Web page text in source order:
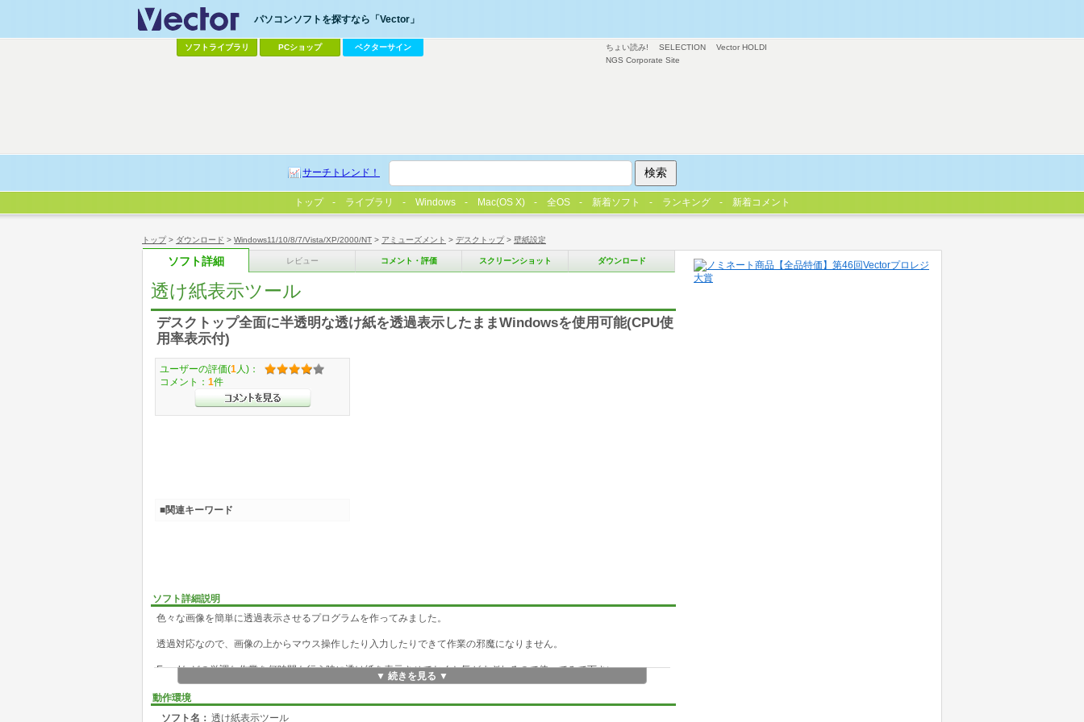
トップ> ダウンロード > Windows11/10/8/7/Vista/XP/2000/NT > アミューズメント > デスクトップ> 壁紙設定
ソフト詳細 レビュー コメント・評価 スクリーンショット ダウンロード
透け紙表示ツール
デスクトップ全面に半透明な透け紙を透過表示したままWindowsを使用可能(CPU使
用率表示付)
ソフト詳細説明
色々な画像を簡単に透過表示させるプログラムを作ってみました。
透過対応なので、画像の上からマウス操作したり入力したりできて作業の邪魔になりません。
Excelなどの単調な作業を何時間も行う時に透け紙を表示させておくと気がまぎれるので使ってみて下さい。
このソフトではアイコンやフォームの前面に、指定した画像を透け紙として半透明に表示させて、
透過処理(画像の上からマウス操作やキー入力できる)を施すことができます。
▼ 続きを見る ▼
動作環境
ソフト名： 透け紙表示ツール
ユーザーの評価(1 人)：
コメント： 1件
■関連キーワード
ちょい読み! SELECTION
Vector HOLDI
NGS Corporate Site
パソコンソフトを探すなら「Vector」
ソフトライブラリ PCショップ ベクターサイン
サーチトレンド！
トップ ライブラリ Windows Mac(OS X) 全OS 新着ソフト ランキング 新着コメント